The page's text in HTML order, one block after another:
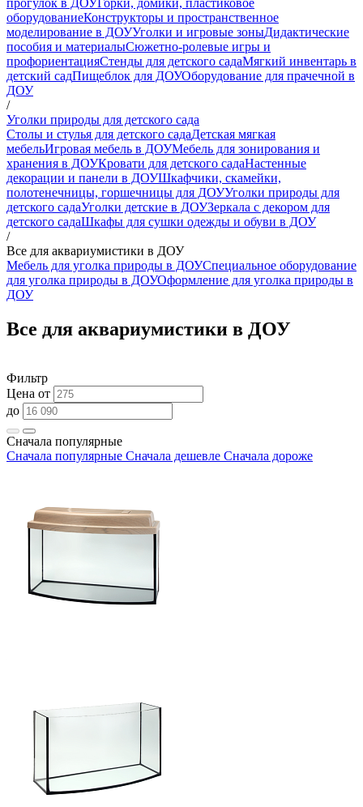
оборудованиеКонструкторы и пространственное
моделирование в ДОУУголки и игровые зоныДидактические
пособия и материалыСюжетно-ролевые игры и
профориентацияСтенды для детского садаМягкий инвентарь в
детский садПищеблок для ДОУОборудование для прачечной в
ДОУ
/
Уголки природы для детского сада
Столы и стулья для детского садаДетская мягкая
мебельИгровая мебель в ДОУМебель для зонирования и
хранения в ДОУКровати для детского садаНастенные
декорации и панели в ДОУШкафчики, скамейки,
полотенечницы, горшечницы для ДОУУголки природы для
детского садаУголки детские в ДОУЗеркала с декором для
детского садаШкафы для сушки одежды и обуви в ДОУ
/
Все для аквариумистики в ДОУ
Мебель для уголка природы в ДОУСпециальное оборудование
для уголка природы в ДОУОформление для уголка природы в
ДОУ
Все для аквариумистики в ДОУ
Фильтр
Цена от
до
Сначала популярные
Сначала популярные Сначала дешевле Сначала дороже